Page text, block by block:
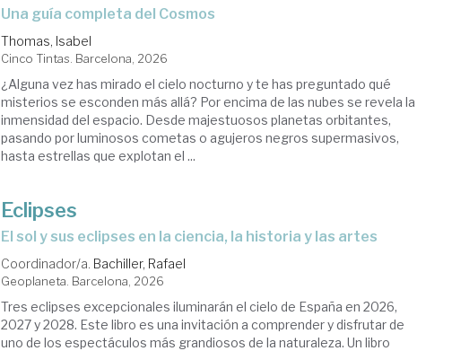
Una guía completa del Cosmos
Thomas, Isabel
Cinco Tintas. Barcelona, 2026
¿Alguna vez has mirado el cielo nocturno y te has preguntado qué
misterios se esconden más allá? Por encima de las nubes se revela la
inmensidad del espacio. Desde majestuosos planetas orbitantes,
pasando por luminosos cometas o agujeros negros supermasivos,
hasta estrellas que explotan el ...
Eclipses
El sol y sus eclipses en la ciencia, la historia y las artes
Coordinador/a. Bachiller, Rafael
Geoplaneta. Barcelona, 2026
Tres eclipses excepcionales iluminarán el cielo de España en 2026,
2027 y 2028. Este libro es una invitación a comprender y disfrutar de
uno de los espectáculos más grandiosos de la naturaleza. Un libro